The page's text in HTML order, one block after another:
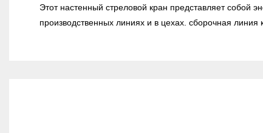
Этот настенный стреловой кран представляет собой
производственных линиях и в цехах. сборочная